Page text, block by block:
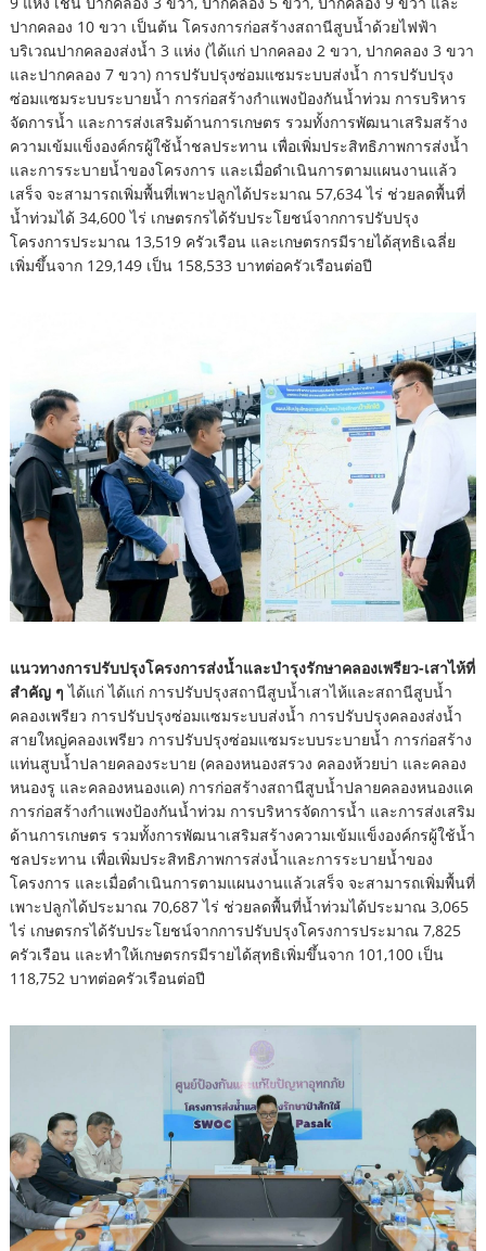
ปากคลอง 10 ขวา เป็นต้น โครงการก่อสร้างสถานีสูบน้ำด้วยไฟฟ้า
บริเวณปากคลองส่งน้ำ 3 แห่ง (ได้แก่ ปากคลอง 2 ขวา, ปากคลอง 3 ขวา
และปากคลอง 7 ขวา) การปรับปรุงซ่อมแซมระบบส่งน้ำ การปรับปรุง
ซ่อมแซมระบบระบายน้ำ การก่อสร้างกำแพงป้องกันน้ำท่วม การบริหาร
จัดการน้ำ และการส่งเสริมด้านการเกษตร รวมทั้งการพัฒนาเสริมสร้าง
ความเข้มแข็งองค์กรผู้ใช้น้ำชลประทาน เพื่อเพิ่มประสิทธิภาพการส่งน้ำ
และการระบายน้ำของโครงการ และเมื่อดำเนินการตามแผนงานแล้ว
เสร็จ จะสามารถเพิ่มพื้นที่เพาะปลูกได้ประมาณ 57,634 ไร่ ช่วยลดพื้นที่
น้ำท่วมได้ 34,600 ไร่ เกษตรกรได้รับประโยชน์จากการปรับปรุง
โครงการประมาณ 13,519 ครัวเรือน และเกษตรกรมีรายได้สุทธิเฉลี่ย
เพิ่มขึ้นจาก 129,149 เป็น 158,533 บาทต่อครัวเรือนต่อปี
แนวทางการปรับปรุงโครงการส่งน้ำและบำรุงรักษาคลองเพรียว-เสาไห้ที่
สำคัญ ๆได้แก่ได้แก่ การปรับปรุงสถานีสูบน้ำเสาไห้และสถานีสูบน้ำ
คลองเพรียว การปรับปรุงซ่อมแซมระบบส่งน้ำ การปรับปรุงคลองส่งน้ำ
สายใหญ่คลองเพรียว การปรับปรุงซ่อมแซมระบบระบายน้ำ การก่อสร้าง
แท่นสูบน้ำปลายคลองระบาย (คลองหนองสรวง คลองห้วยบ่า และคลอง
หนองรู และคลองหนองแค) การก่อสร้างสถานีสูบน้ำปลายคลองหนองแค
การก่อสร้างกำแพงป้องกันน้ำท่วม การบริหารจัดการน้ำ และการส่งเสริม
ด้านการเกษตร รวมทั้งการพัฒนาเสริมสร้างความเข้มแข็งองค์กรผู้ใช้น้ำ
ชลประทาน เพื่อเพิ่มประสิทธิภาพการส่งน้ำและการระบายน้ำของ
โครงการ และเมื่อดำเนินการตามแผนงานแล้วเสร็จ จะสามารถเพิ่มพื้นที่
เพาะปลูกได้ประมาณ 70,687 ไร่ ช่วยลดพื้นที่น้ำท่วมได้ประมาณ 3,065
ไร่ เกษตรกรได้รับประโยชน์จากการปรับปรุงโครงการประมาณ 7,825
ครัวเรือน และทำให้เกษตรกรมีรายได้สุทธิเพิ่มขึ้นจาก 101,100 เป็น
118,752 บาทต่อครัวเรือนต่อปี